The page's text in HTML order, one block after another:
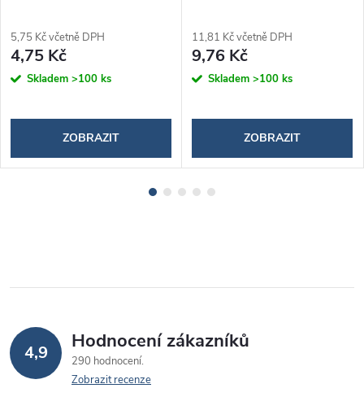
5,75 Kč včetně DPH
4,75 Kč
Skladem >100 ks
ZOBRAZIT
11,81 Kč včetně DPH
9,76 Kč
Skladem >100 ks
ZOBRAZIT
4,9 Hodnocení zákazníků
290 hodnocení
Zobrazit recenze